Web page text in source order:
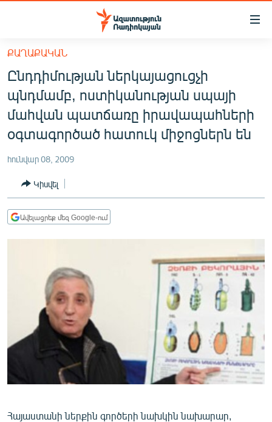
Մատչելիության
հիմնական
բովանդակությանը
Անցնել
հիմնական
մենյուին
Որոնում
ՀԱՅԱՍՏԱՆ
ՔԱՂԱՔԱԿԱՆ
ԸՆՏՐՈՒԹՅՈՒՆՆԵՐ 2026
ՏՆՏԵՍՈՒԹՅՈՒՆ
ՂԱՐԱԲԱՂ
ՊԱՏԵՐԱԶՄԻ 6 ՇԱԲԱԹՆԵՐԸ
ՄԻՋԱԶԳԱՅԻՆ
ՄՇԱԿՈՒՅԹ
ՍՊՈՐՏ
ՄԵԿՆԱԲԱՆՈՒԹՅՈՒՆ
ՏՏ ԵՒ ԻՆՏԵՐՆԵՏ
ԱՐԽԻՎ
ՔԱՂԱՔԱԿԱՆ
Ընդդիմության ներկայացուցչի
պնդմամբ, ոստիկանության սպայի
մահվան պատճառը իրավապահների
օգտագործած հատուկ միջոցներն են
հունվար 08, 2009
Կիսվել
Ավելացրեք մեզ Google-ում
Հայաստանի ներքին գործերի նախկին նախարար,